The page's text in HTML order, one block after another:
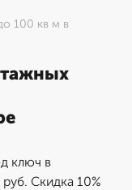
100 кв м в
ключ в
Скидка 10%